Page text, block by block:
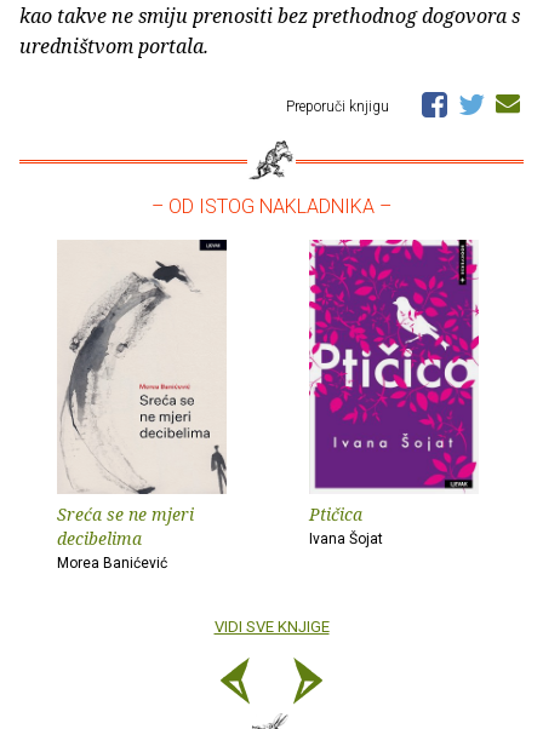
kao takve ne smiju prenositi bez prethodnog dogovora s
uredništvom portala.
Preporuči knjigu
– OD ISTOG NAKLADNIKA –
Sreća se ne mjeri
decibelima
Morea Banićević
Ptičica
Ivana Šojat
VIDI SVE KNJIGE